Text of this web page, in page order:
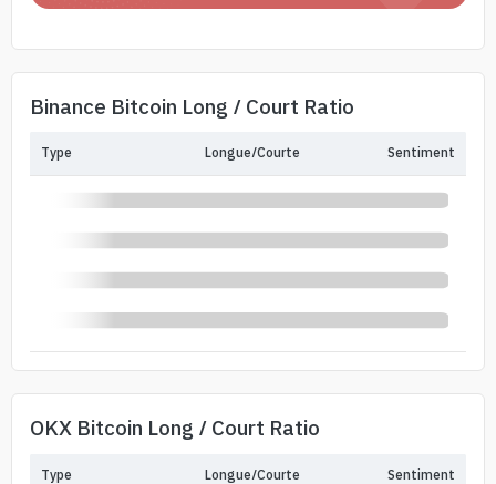
Binance Bitcoin Long / Court Ratio
Type Longue/Courte Sentiment
OKX Bitcoin Long / Court Ratio
Type Longue/Courte Sentiment